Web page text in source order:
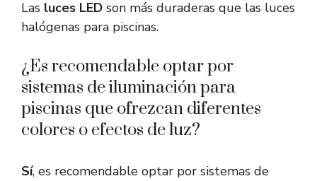
Las luces LED son más duraderas que las luces
halógenas para piscinas.
¿Es recomendable optar por
sistemas de iluminación para
piscinas que ofrezcan diferentes
colores o efectos de luz?
Sí, es recomendable optar por sistemas de